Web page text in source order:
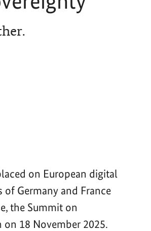
on European digital
Germany and France
the Summit on
18 November 2025.